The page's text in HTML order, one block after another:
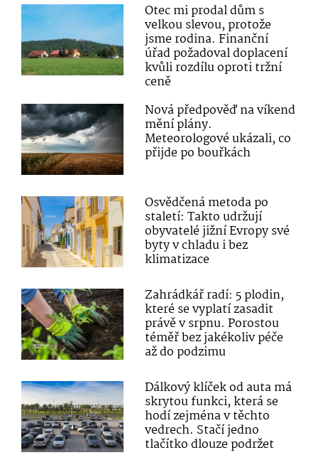
Otec mi prodal dům s
velkou slevou, protože
jsme rodina. Finanční
úřad požadoval doplacení
kvůli rozdílu oproti tržní
ceně
Nová předpověď na víkend
mění plány.
Meteorologové ukázali, co
přijde po bouřkách
Osvědčená metoda po
staletí: Takto udržují
obyvatelé jižní Evropy své
byty v chladu i bez
klimatizace
Zahrádkář radí: 5 plodin,
které se vyplatí zasadit
právě v srpnu. Porostou
téměř bez jakékoliv péče
až do podzimu
Dálkový klíček od auta má
skrytou funkci, která se
hodí zejména v těchto
vedrech. Stačí jedno
tlačítko dlouze podržet